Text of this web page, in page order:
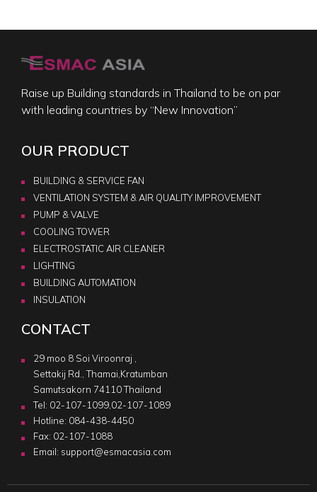
Raise up Building standards in Thailand to be on par
with leading countries by “New Innovation”
OUR PRODUCT
BUILDING & SERVICE FAN
VENTILATION SYSTEM & AIR QUALITY IMPROVEMENT
PUMP & VALVE
COOLING TOWER
ELECTROSTATIC AIR CLEANER
LIGHTING
BUILDING AUTOMATION
INSULATION
CONTACT
29 moo 8 Soi Viroonraj ,
Settakij Rd., Thamai,Kratumban
Samutsakorn 74110 Thailand
Tel: 02-107-1099 02-107-1089
Hotline: 084-438-4450
Fax: 02-107-1088
Email: support@esmacasia.com